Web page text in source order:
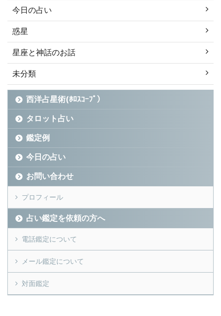
今日の占い
惑星
星座と神話のお話
未分類
西洋占星術(ﾎﾛｽｺｰﾌﾟ）
タロット占い
鑑定例
今日の占い
お問い合わせ
プロフィール
占い鑑定を依頼の方へ
電話鑑定について
メール鑑定について
対面鑑定